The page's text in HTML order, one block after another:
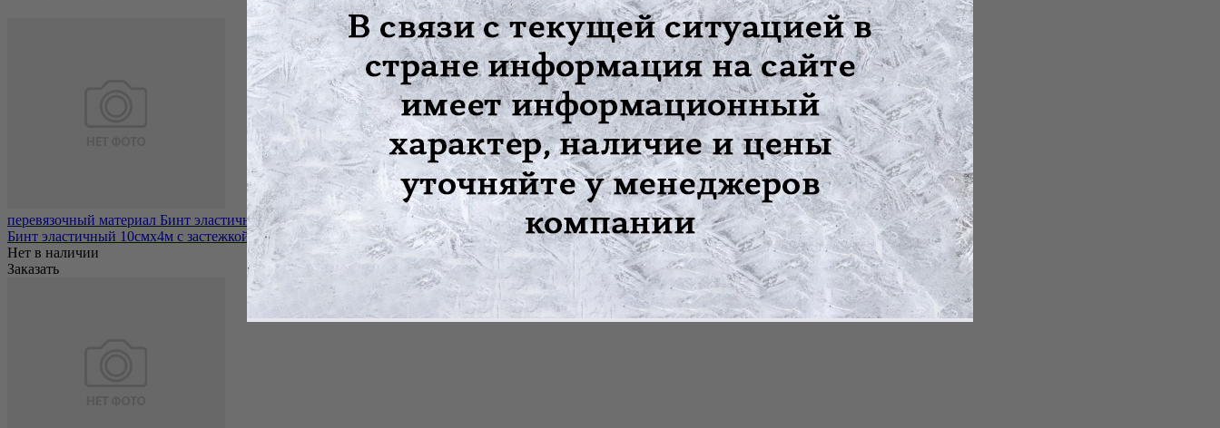
перевязочный материал Бинт эластичный 10смх4м с застежкой
Бинт эластичный 10смх4м с застежкой
Нет в наличии
Заказать